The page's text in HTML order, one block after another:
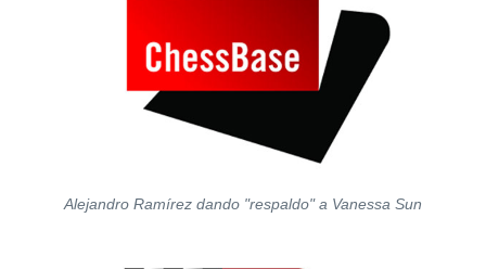
Alejandro Ramírez dando "respaldo" a Vanessa Sun